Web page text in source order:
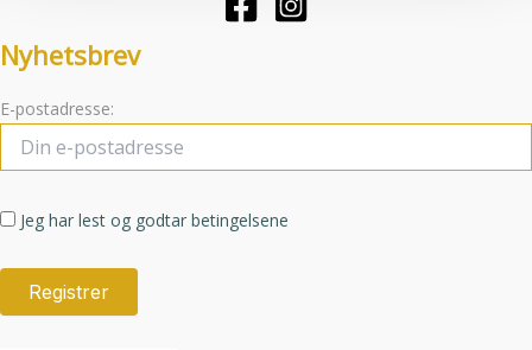
Nyhetsbrev
E-postadresse:
Jeg har lest og godtar betingelsene